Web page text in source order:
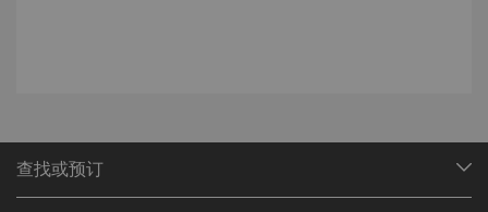
查找或预订